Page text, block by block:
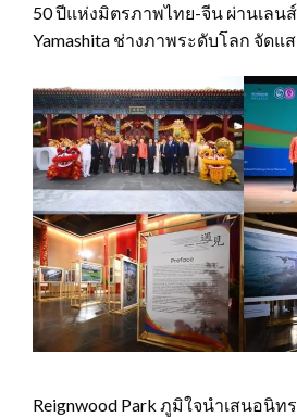
50 ปีแห่งมิตรภาพไทย-จีน ผ่านเลน
Yamashita ช่างภาพระดับโลก จัดแ
Reignwood Park ภูมิใจนำเสนอนิ